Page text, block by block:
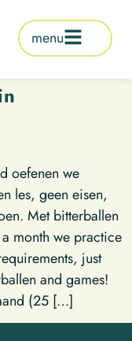
menu
oefenen we
les, geen eisen,
Met bitterballen
month we practice
just
and games!
(25 […]